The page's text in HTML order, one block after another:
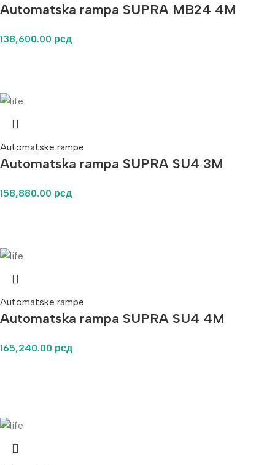
Automatska rampa SUPRA MB24 4M
138,600.00 рсд
Automatske rampe
Automatska rampa SUPRA SU4 3M
158,880.00 рсд
Automatske rampe
Automatska rampa SUPRA SU4 4M
165,240.00 рсд